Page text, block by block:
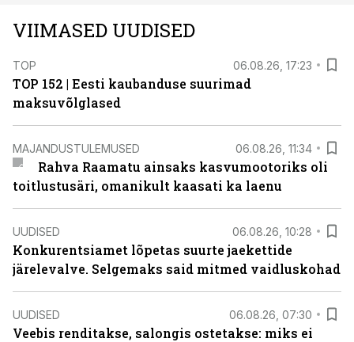
VIIMASED UUDISED
TOP 06.08.26, 17:23
TOP 152 | Eesti kaubanduse suurimad
maksuvõlglased
MAJANDUSTULEMUSED 06.08.26, 11:34
Rahva Raamatu ainsaks kasvumootoriks oli
toitlustusäri, omanikult kaasati ka laenu
UUDISED 06.08.26, 10:28
Konkurentsiamet lõpetas suurte jaekettide
järelevalve. Selgemaks said mitmed vaidluskohad
UUDISED 06.08.26, 07:30
Veebis renditakse, salongis ostetakse: miks ei